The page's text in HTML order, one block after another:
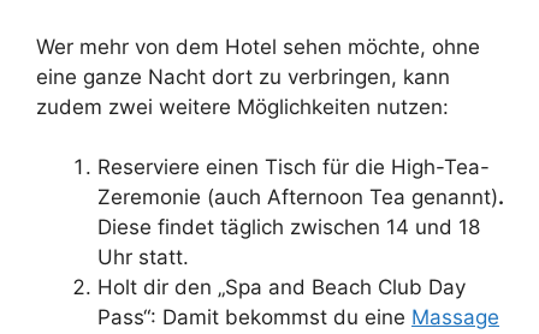
Wer mehr von dem Hotel sehen möchte, ohne
eine ganze Nacht dort zu verbringen, kann
zudem zwei weitere Möglichkeiten nutzen:
Reserviere einen Tisch für die High-Tea-
Zeremonie (auch Afternoon Tea genannt).
Diese findet täglich zwischen 14 und 18
Uhr statt.
Holt dir den „Spa and Beach Club Day
Pass“: Damit bekommst du eine Massage